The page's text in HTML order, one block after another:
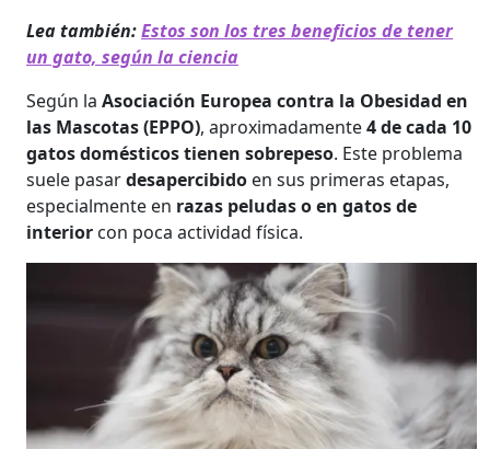
Lea también:Estos son los tres beneficios de tener
un gato, según la ciencia
Según la Asociación Europea contra la Obesidad en
las Mascotas (EPPO), aproximadamente4 de cada 10
gatos domésticos tienen sobrepeso. Este problema
suele pasardesapercibido en sus primeras etapas,
especialmente en razas peludas o en gatos de
interior con poca actividad física.